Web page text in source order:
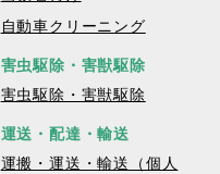
自動車クリーニング
害虫駆除・害獣駆除
害虫駆除・害獣駆除
運送・配達・輸送
運搬・運送・輸送（個人